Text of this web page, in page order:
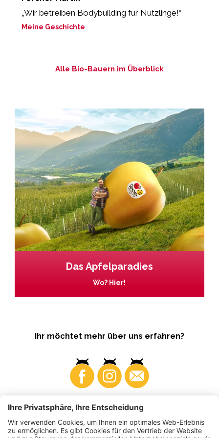
„Wir betreiben Bodybuilding für Nützlinge!“
Meine Geschichte
Alle Bio-Bauern im Überblick
Das Apfelparadies
Wo? Hier!
Ihr möchtet mehr über uns erfahren?
Business Produzenten